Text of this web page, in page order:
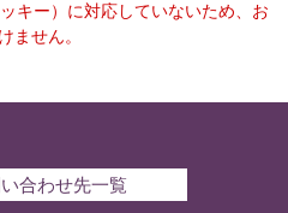
キー）に対応していないため、お
ません。
合わせ先一覧